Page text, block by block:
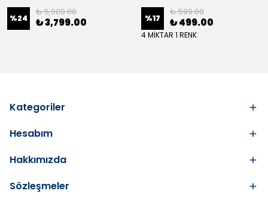
%24
₺ 5,000.00
₺ 3,799.00 %17
₺ 599.00
₺ 499.00
4 MİKTAR 1 RENK
Kategoriler
Hesabım
Hakkımızda
Sözleşmeler